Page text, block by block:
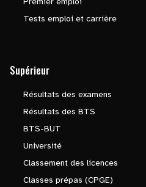
Tests emploi et carrière
Supérieur
Résultats des examens
Résultats des BTS
BTS-BUT
Université
Classement des licences
Classes prépas (CPGE)